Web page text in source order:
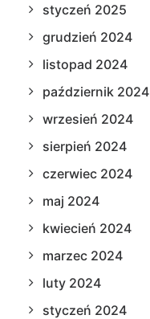
styczeń 2025
grudzień 2024
listopad 2024
październik 2024
wrzesień 2024
sierpień 2024
czerwiec 2024
maj 2024
kwiecień 2024
marzec 2024
luty 2024
styczeń 2024